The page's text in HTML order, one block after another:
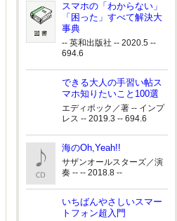
スマホの「わからない」
「困った」すべて解決大
事典
-- 英和出版社 -- 2020.5 --
694.6
できる大人の手習い帖ス
マホ知りたいこと100選
エディポック／著 -- インプ
レス -- 2019.3 -- 694.6
海のOh,Yeah!!
サザンオールスターズ／演
奏 -- -- 2018.8 --
いちばんやさしいスマー
トフォン超入門